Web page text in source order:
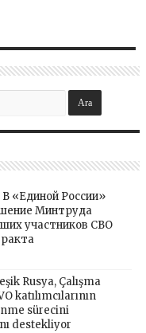
«Единой России»
Минтруда
участников СВО
Rusya, Çalışma
katılımcılarının
sürecini
destekliyor